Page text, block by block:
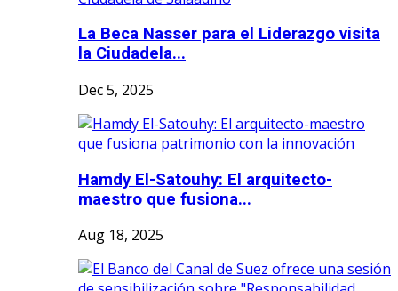
La Beca Nasser para el Liderazgo visita
la Ciudadela...
Dec 5, 2025
Hamdy El-Satouhy: El arquitecto-
maestro que fusiona...
Aug 18, 2025